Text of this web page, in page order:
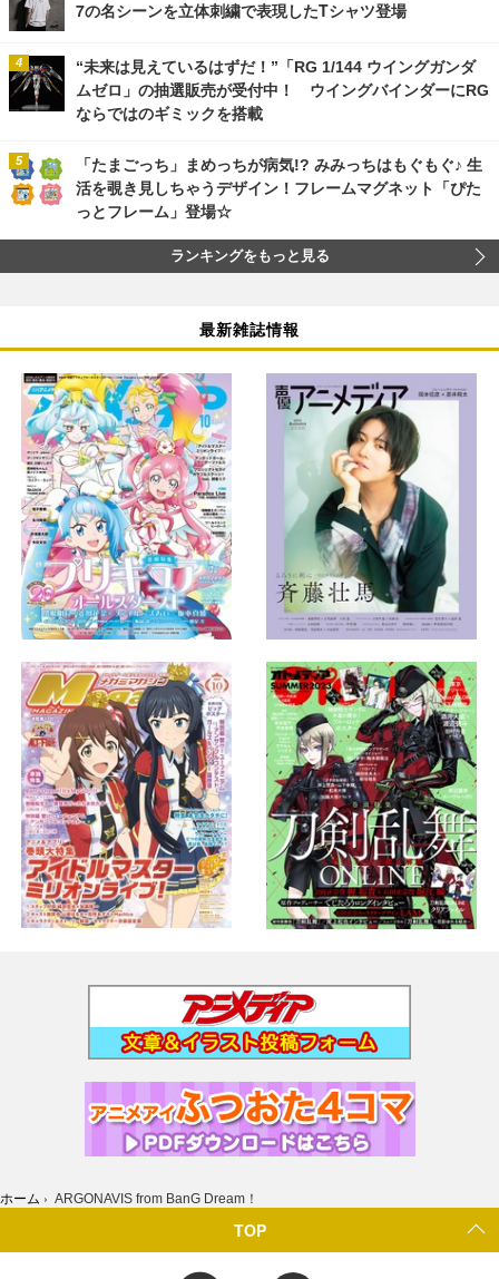
7の名シーンを立体刺繍で表現したTシャツ登場
“未来は見えているはずだ！”「RG 1/144 ウイングガンダ
ムゼロ」の抽選販売が受付中！ ウイングバインダーにRG
ならではのギミックを搭載
「たまごっち」まめっちが病気!? みみっちはもぐもぐ♪ 生
活を覗き見しちゃうデザイン！フレームマグネット「ぴた
っとフレーム」登場☆
ランキングをもっと見る
最新雑誌情報
ホーム › ARGONAVIS from BanG Dream！
TOP